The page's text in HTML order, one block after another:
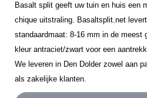
Basalt split geeft uw tuin en huis een
chique uitstraling. Basaltsplit.net
standaardmaat: 8-16 mm in de meest
kleur antraciet/zwart voor een
We leveren in Den Dolder zowel aan
als zakelijke klanten.